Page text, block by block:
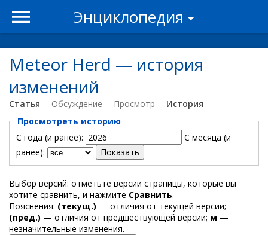
Энциклопедия
Meteor Herd — история
изменений
Статья Обсуждение Просмотр
История
Просмотреть историю
С года (и ранее):
С месяца (и
ранее):
Выбор версий: отметьте версии страницы, которые вы
хотите сравнить, и нажмите Сравнить.
Пояснения: (текущ.) — отличия от текущей версии;
(пред.) — отличия от предшествующей версии; м —
незначительные изменения.